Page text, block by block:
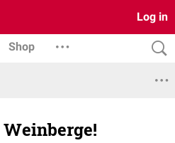
Log in
Shop